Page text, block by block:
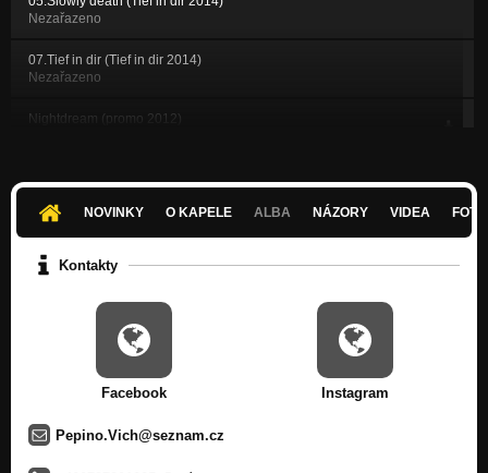
Nezařazeno
07.Tief in dir (Tief in dir 2014)
Nezařazeno
Nightdream (promo 2012)
My Four Walls (promo 2012)
Nezařazeno
Nezařazeno
Nezařazeno
Nezařazeno
NOVINKY O KAPELE ALBA NÁZORY VIDEA
Kontakty
Facebook Instagram
Pepino.Vich@seznam.cz